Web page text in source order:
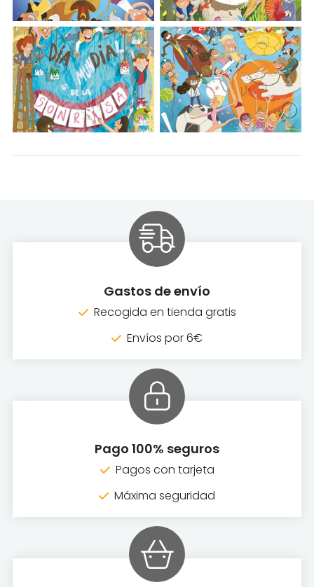
Gastos de envío
Recogida en tienda gratis
Envíos por 6€
Pago 100% seguros
Pagos con tarjeta
Máxima seguridad